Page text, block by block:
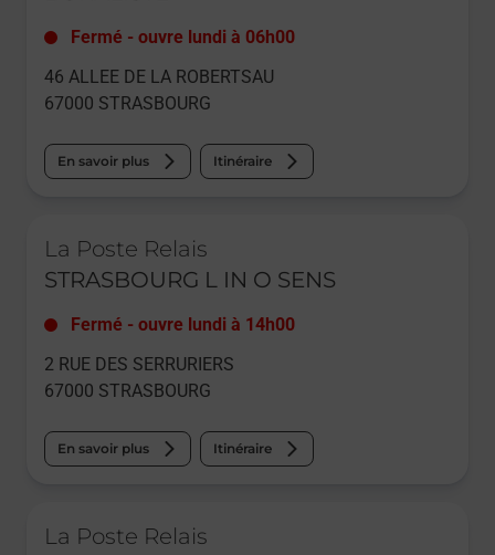
Fermé - ouvre lundi à 06h00
46 ALLEE DE LA ROBERTSAU
67000 STRASBOURG
En savoir plus Itinéraire
La Poste Relais
STRASBOURG L IN O SENS
Fermé - ouvre lundi à 14h00
2 RUE DES SERRURIERS
67000 STRASBOURG
En savoir plus Itinéraire
La Poste Relais